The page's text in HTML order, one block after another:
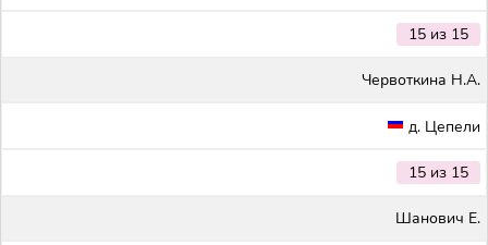
15 из 15
Червоткина Н.А.
д. Цепели
15 из 15
Шанович Е.